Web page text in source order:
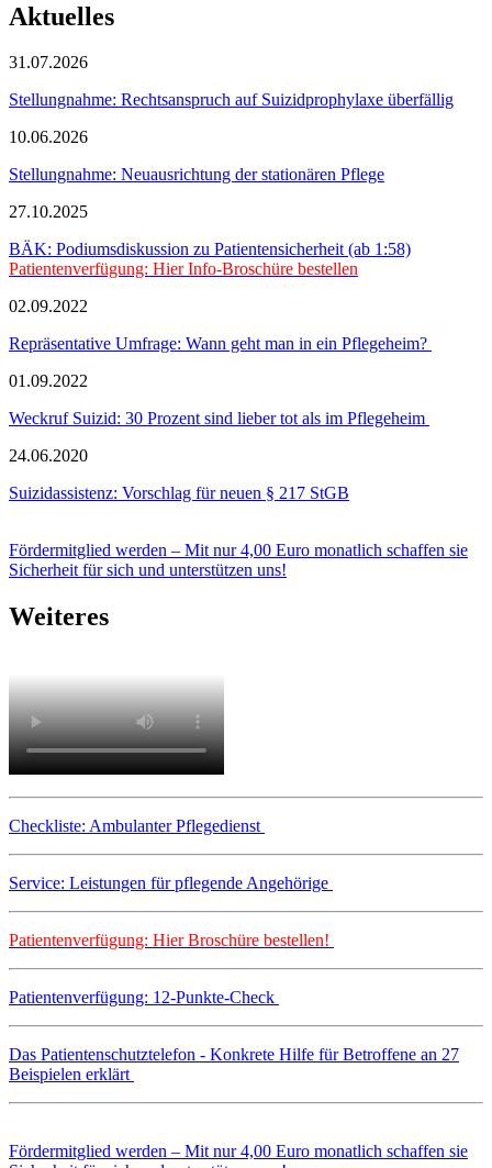
Aktuelles
31.07.2026
Stellungnahme: Rechtsanspruch auf Suizidprophylaxe überfällig
10.06.2026
Stellungnahme: Neuausrichtung der stationären Pflege
27.10.2025
BÄK: Podiumsdiskussion zu Patientensicherheit (ab 1:58)
Patientenverfügung: Hier Info-Broschüre bestellen
02.09.2022
Repräsentative Umfrage: Wann geht man in ein Pflegeheim?
01.09.2022
Weckruf Suizid: 30 Prozent sind lieber tot als im Pflegeheim
24.06.2020
Suizidassistenz: Vorschlag für neuen § 217 StGB
Fördermitglied werden – Mit nur 4,00 Euro monatlich schaffen sie
Sicherheit für sich und unterstützen uns!
Weiteres
Checkliste: Ambulanter Pflegedienst
Service: Leistungen für pflegende Angehörige
Patientenverfügung: Hier Broschüre bestellen!
Patientenverfügung: 12-Punkte-Check
Das Patientenschutztelefon - Konkrete Hilfe für Betroffene an 27
Beispielen erklärt
Fördermitglied werden – Mit nur 4,00 Euro monatlich schaffen sie